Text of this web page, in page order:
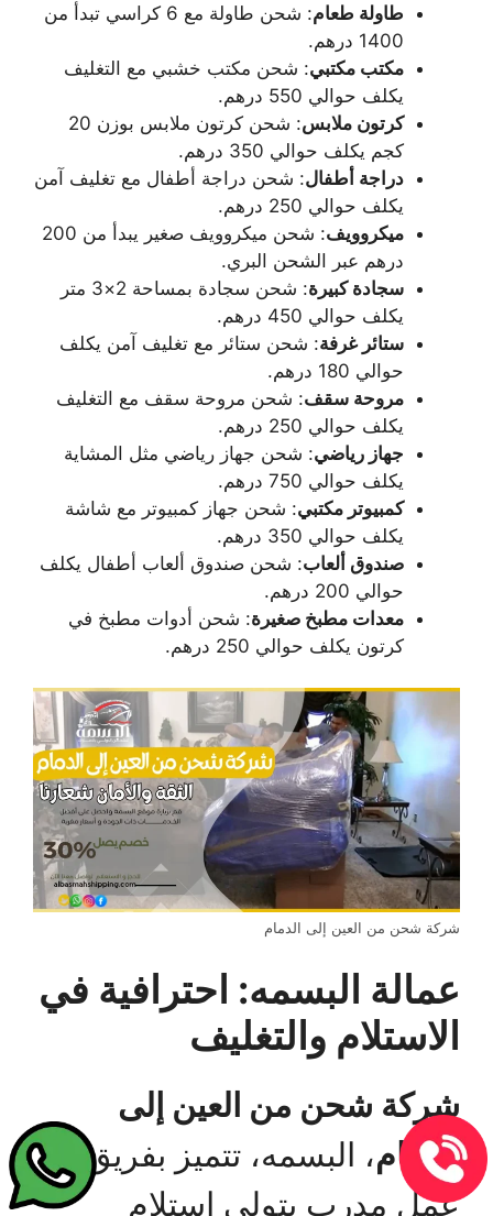
طاولة طعام
: شحن طاولة مع 6 كراسي تبدأ من
1400 درهم.
مكتب مكتبي: شحن مكتب خشبي مع التغليف
يكلف حوالي 550 درهم.
كرتون ملابس
: شحن كرتون ملابس بوزن 20
كجم يكلف حوالي 350 درهم.
دراجة أطفال: شحن دراجة أطفال مع تغليف آمن
يكلف حوالي 250 درهم.
ميكروويف
: شحن ميكروويف صغير يبدأ من 200
درهم عبر الشحن البري.
سجادة كبيرة
: شحن سجادة بمساحة 2×3 متر
يكلف حوالي 450 درهم.
ستائر غرفة: شحن ستائر مع تغليف آمن يكلف
حوالي 180 درهم.
مروحة سقف: شحن مروحة سقف مع التغليف
يكلف حوالي 250 درهم.
جهاز رياضي: شحن جهاز رياضي مثل المشاية
يكلف حوالي 750 درهم.
كمبيوتر مكتبي: شحن جهاز كمبيوتر مع شاشة
يكلف حوالي 350 درهم.
صندوق ألعاب: شحن صندوق ألعاب أطفال يكلف
حوالي 200 درهم.
معدات مطبخ صغيرة: شحن أدوات مطبخ في
كرتون يكلف حوالي 250 درهم.
شركة شحن من العين إلى الدمام
عمالة البسمه: احترافية في
الاستلام والتغليف
شركة شحن من العين إلى
الدمام، البسمه، تتميز بفريق
عمل مدرب يتولى استلام